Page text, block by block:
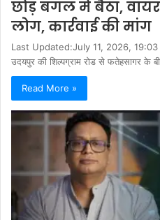
छोड़ बगल में बैठा,
लोग, कार्रवाई की मांग
Last Updated:July 11, 2026,
उदयपुर की शिल्पग्राम रोड से फतेहसागर के
Read More »